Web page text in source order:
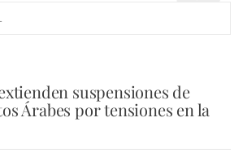
suspensiones de
Árabes por tensiones en la